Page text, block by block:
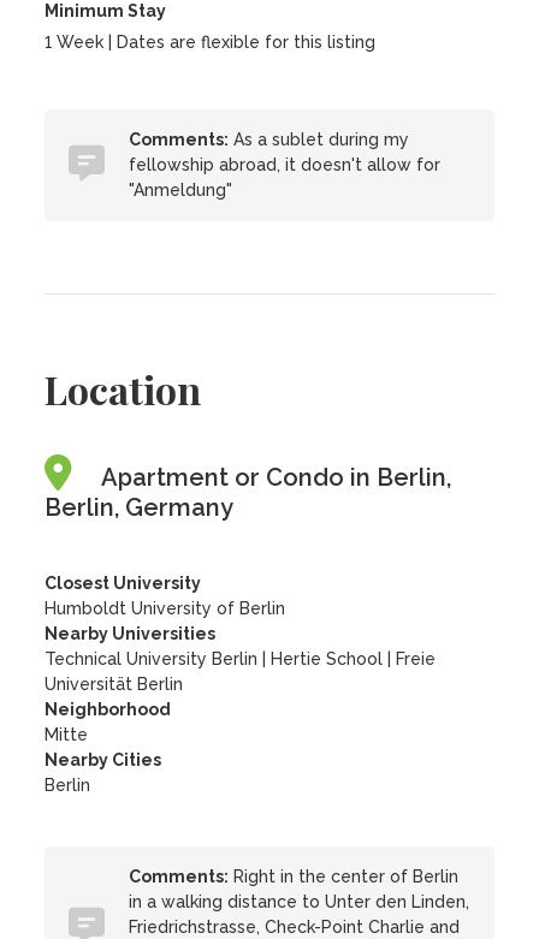
Minimum Stay
1 Week | Dates are flexible for this listing
Comments: As a sublet during my
fellowship abroad, it doesn't allow for
"Anmeldung"
Location
Apartment or Condo in Berlin,
Berlin, Germany
Closest University
Humboldt University of Berlin
Nearby Universities
Technical University Berlin
Hertie School
Freie
Universität Berlin
Neighborhood
Mitte
Nearby Cities
Berlin
Comments: Right in the center of Berlin
in a walking distance to Unter den Linden,
Friedrichstrasse, Check-Point Charlie and